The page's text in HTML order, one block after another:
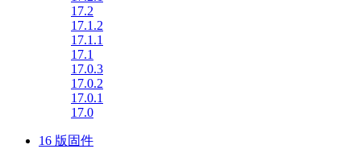
17.2
17.1.2
17.1.1
17.1
17.0.3
17.0.2
17.0.1
17.0
16 版固件